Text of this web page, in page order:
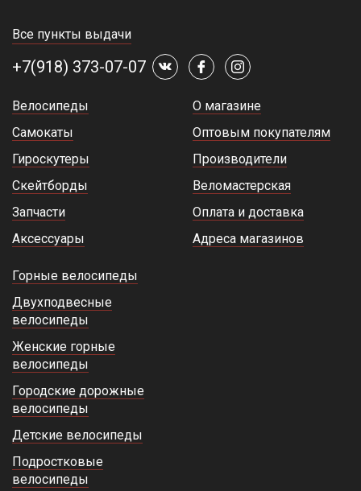
Все пункты выдачи
+7(918) 373-07-07
Велосипеды
Самокаты
Гироскутеры
Скейтборды
Запчасти
Аксессуары
О магазине
Оптовым покупателям
Производители
Веломастерская
Оплата и доставка
Адреса магазинов
Горные велосипеды
Двухподвесные
велосипеды
Женские горные
велосипеды
Городские дорожные
велосипеды
Детские велосипеды
Подростковые
велосипеды